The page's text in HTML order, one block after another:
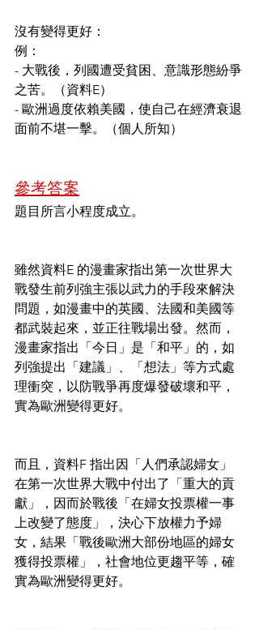
沒有變得更好：
例：
- 大戰後，列國遭受貧困、意識形態紛爭
之苦。（資料E）
- 歐洲過度依賴美國，使自己在經濟衰退
面前不堪一擊。（個人所知）
參考答案
題目所言小程度成立。
雖然資料E 的漫畫家指出第一次世界大
戰發生前列強主張以武力的手段來解決
問題，如漫畫中的英國、法國和美國等
都武裝起來，並正往戰場出發。然而，
漫畫家指出「今日」是「和平」的，如
列強提出「建議」、「想法」等方式處
理衝突，以防戰爭再度爆發破壞和平，
實為歐洲變得更好。
而且，資料F 指出因「人們承認婦女」
在第一次世界大戰中付出了「重大的貢
獻」，因而於戰後「在婦女投票權一事
上改變了態度」，決心下放權力予婦
女，結果「戰後歐洲大部份地區的婦女
獲得投票權」，社會地位更趨平等，確
實為歐洲變得更好。